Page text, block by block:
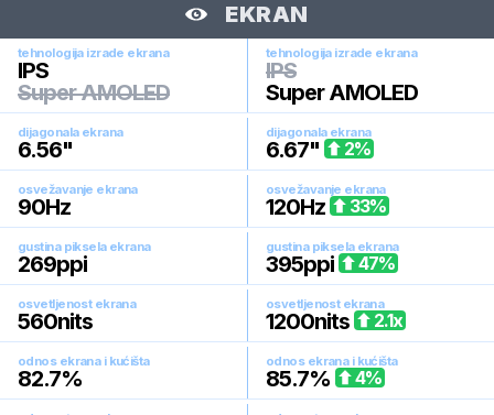
EKRAN
tehnologija izrade ekrana
IPS
Super AMOLED
tehnologija izrade ekrana
IPS
Super AMOLED
dijagonala ekrana
6.56"
dijagonala ekrana
6.67" 2%
osvežavanje ekrana
90Hz
osvežavanje ekrana
120Hz 33%
gustina piksela ekrana
269ppi
gustina piksela ekrana
395ppi 47%
osvetljenost ekrana
560nits
osvetljenost ekrana
1200nits 2.1x
odnos ekrana i kućišta
82.7%
odnos ekrana i kućišta
85.7% 4%